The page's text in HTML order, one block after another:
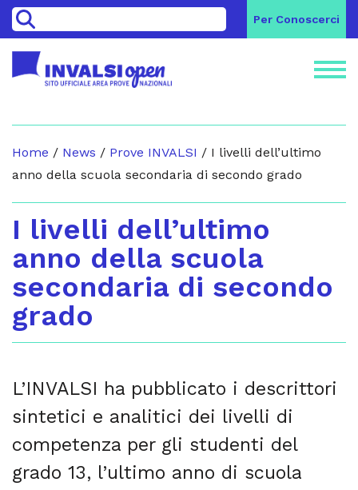
> Per Conoscerci
Home / News / Prove INVALSI / I livelli dell’ultimo
anno della scuola secondaria di secondo grado
I livelli dell’ultimo
anno della scuola
secondaria di secondo
grado
L’INVALSI ha pubblicato i descrittori
sintetici e analitici dei livelli di
competenza per gli studenti del
grado 13, l’ultimo anno di scuola